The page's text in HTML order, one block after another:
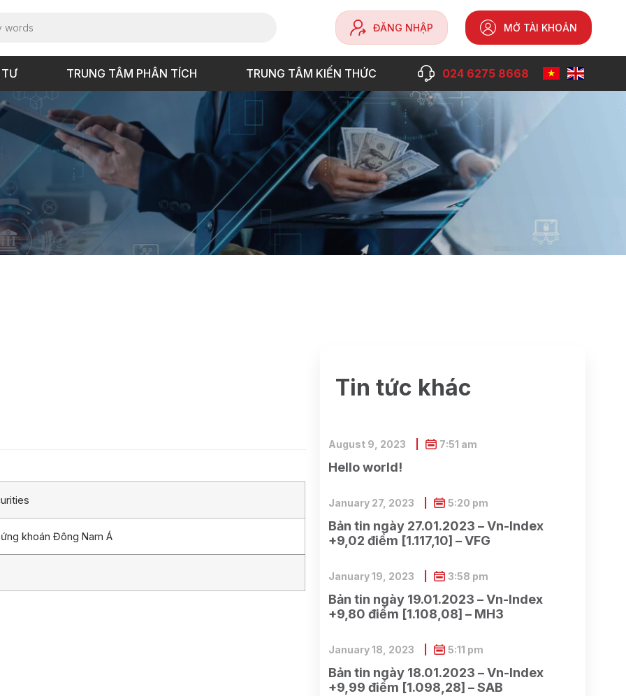
ĐĂNG NHẬP MỞ TÀI KHOẢN
TRUNG TÂM PHÂN TÍCH TRUNG TÂM KIẾN THỨC 024 6275 8668
khoán Đông Nam Á
Tin tức khác
Hello world!
August 9, 2023 7:51 am
Bản tin ngày 27.01.2023 – Vn-Index
+9,02 điểm [1.117,10] – VFG
January 27, 2023 5:20 pm
Bản tin ngày 19.01.2023 – Vn-Index
+9,80 điểm [1.108,08] – MH3
January 19, 2023 3:58 pm
Bản tin ngày 18.01.2023 – Vn-Index
+9,99 điểm [1.098,28] – SAB
January 18, 2023 5:11 pm